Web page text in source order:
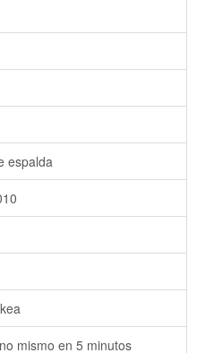
espalda
mismo en 5 minutos